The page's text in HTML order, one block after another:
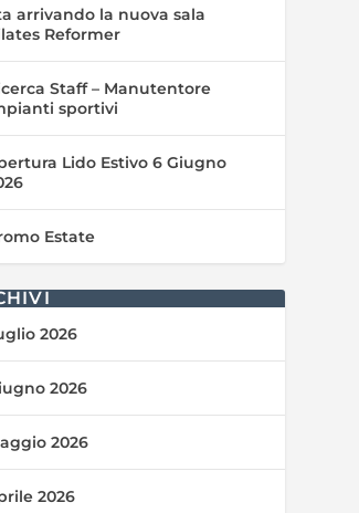
arrivando la nuova sala
Reformer
Staff – Manutentore
sportivi
Lido Estivo 6 Giugno
Estate
2026
2026
2026
2026